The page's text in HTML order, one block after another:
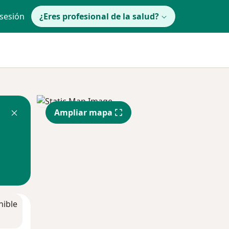
¿Eres profesional de la salud?
Ampliar mapa